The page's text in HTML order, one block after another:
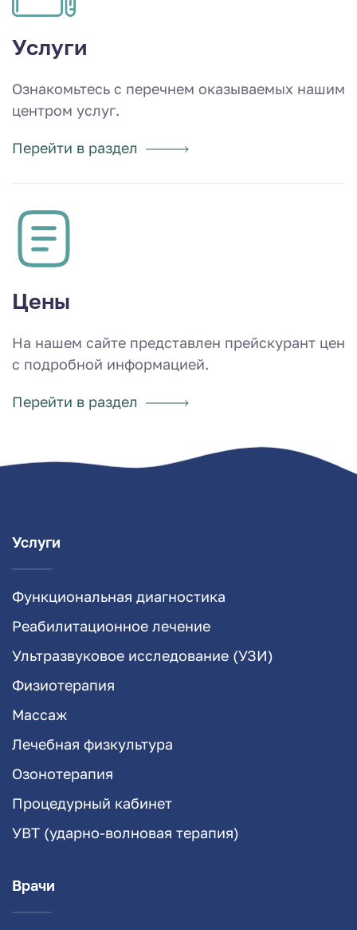
Услуги
Ознакомьтесь с перечнем оказываемых нашим
центром услуг.
Перейти в раздел
Цены
На нашем сайте представлен прейскурант цен
с подробной информацией.
Перейти в раздел
Услуги
Функциональная диагностика
Реабилитационное лечение
Ультразвуковое исследование (УЗИ)
Физиотерапия
Массаж
Лечебная физкультура
Озонотерапия
Процедурный кабинет
УВТ (ударно-волновая терапия)
Врачи